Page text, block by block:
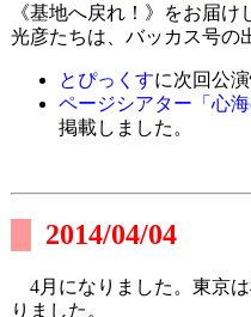
《基地へ戻れ！》をお届
光彦たちは、バッカス号の
とぴっくすに次回公
ページシアター「心
掲載しました。
2014/04/04
4月になりました。東京
りました。